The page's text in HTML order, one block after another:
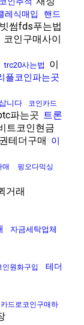
레식매입
핸드
빗썸fds푸는법
코인구매사이
trc20사는법
이
플코인파는곳
니다
코인카드
파는곳 트론
트코인현금
테더구매
이
매 핑오다믹싱
거래
자금세탁업체
인원화구입
테더
카드로코인구매하